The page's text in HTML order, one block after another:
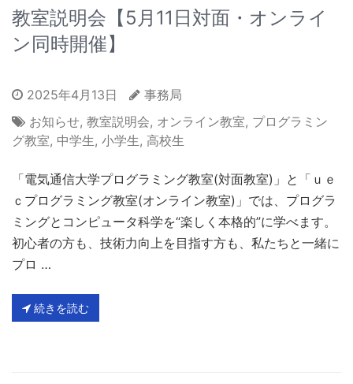
教室説明会【5月11日対面・オンライ
ン同時開催】
2025年4月13日
事務局
お知らせ, 教室説明会, オンライン教室, プログラミン
グ教室, 中学生, 小学生, 高校生
「電気通信大学プログラミング教室(対面教室)」と「ｕｅ
ｃプログラミング教室(オンライン教室)」では、プログラ
ミングとコンピュータ科学を“楽しく本格的”に学べます。
初心者の方も、技術力向上を目指す方も、私たちと一緒に
プロ …
続きを読む